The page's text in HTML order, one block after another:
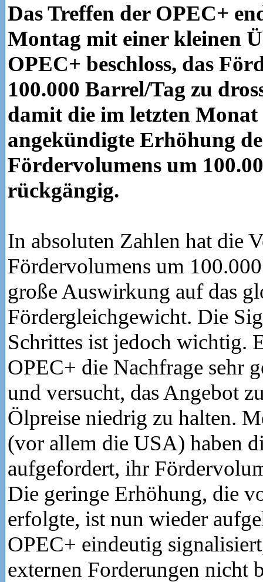
Das Treffen der OPEC+
Montag mit einer kleinen
OPEC+ beschloss, das
100.000 Barrel/Tag zu
damit die im letzten
angekündigte Erhöhung
Fördervolumens um
rückgängig.
In absoluten Zahlen hat die
Fördervolumens um
große Auswirkung auf das
Fördergleichgewicht. Die
Schrittes ist jedoch wichtig.
OPEC+ die Nachfrage sehr
und versucht, das Angebot
Ölpreise niedrig zu halten.
(vor allem die USA) haben
aufgefordert, ihr
Die geringe Erhöhung, die
erfolgte, ist nun wieder
OPEC+ eindeutig
externen Forderungen nicht